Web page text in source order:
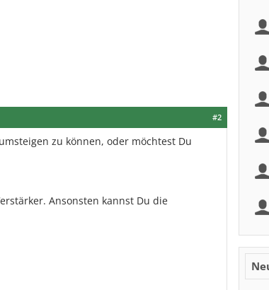
#2
zu können, oder möchtest Du
Ansonsten kannst Du die